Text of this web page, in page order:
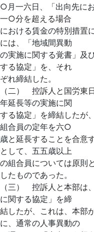
○月一六日、「出向先に
一○分を超える場合
における賃金の特別措置
には、「地域間異動
の実施に関する覚書」及
する協定」を、それ
ぞれ締結した。
（二） 控訴人と国労東
年延長等の実施に関
する協定」を締結したが
組合員の定年を六○
歳と延長することを合意
として、五五歳以上
の組合員については原則
したものであった。
（三） 控訴人と本部は
に関する協定」を締
結したが、これは、本部
に、通常の人事異動の